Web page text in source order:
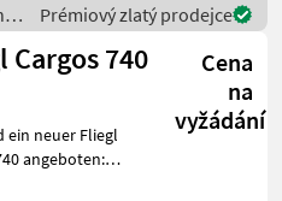
Prémiový zlatý prodejce
Cargos 740
Cena
na
vyžádání
ein neuer Fliegl
angeboten: